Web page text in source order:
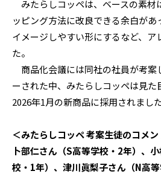
みたらしコッペは、ベースの素材
ッピング方法に改良できる余白があ
イメージしやすい形にするなど、ア
た。
商品化会議には同社の社員が考案
ーされた中、みたらしコッペは見た
2026年1月の新商品に採用されました
＜みたらしコッペ 考案生徒のコメン
卜部仁さん（S高等学校・2年）、
校・1年）、津川眞梨子さん（N高